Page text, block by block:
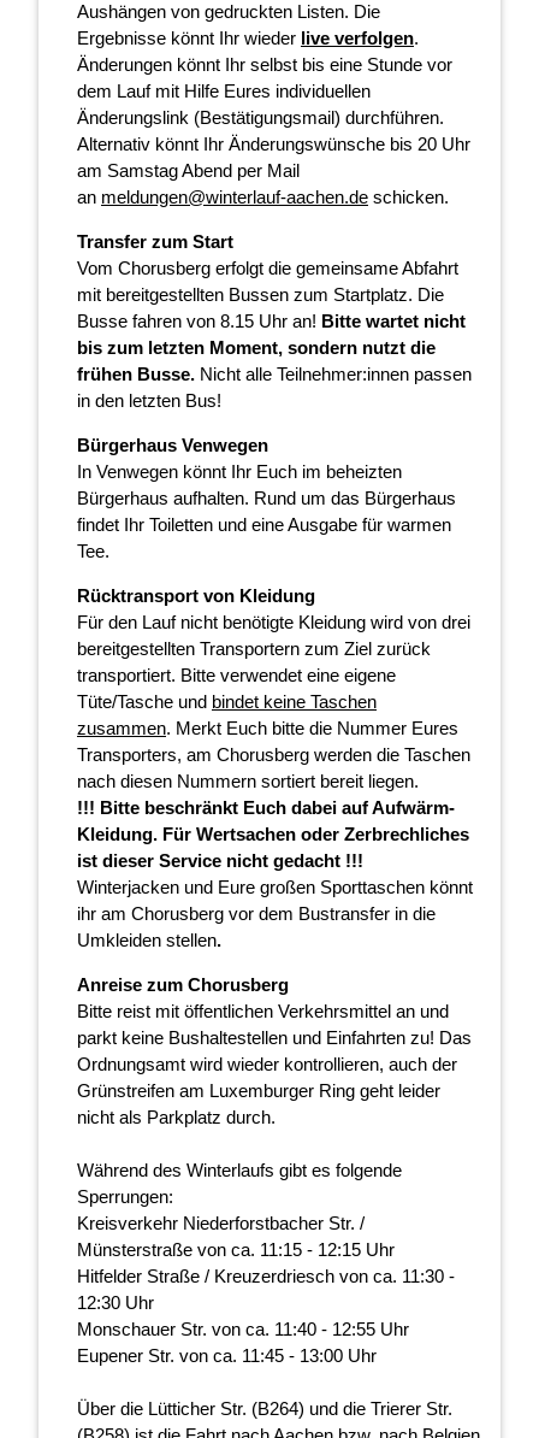
Aushängen von gedruckten Listen. Die
Ergebnisse könnt Ihr wieder live verfolgen.
Änderungen könnt Ihr selbst bis eine Stunde vor
dem Lauf mit Hilfe Eures individuellen
Änderungslink (Bestätigungsmail) durchführen.
Alternativ könnt Ihr Änderungswünsche bis 20 Uhr
am Samstag Abend per Mail
an meldungen@winterlauf-aachen.de schicken.
Transfer zum Start
Vom Chorusberg erfolgt die gemeinsame Abfahrt
mit bereitgestellten Bussen zum Startplatz. Die
Busse fahren von 8.15 Uhr an! Bitte wartet nicht
bis zum letzten Moment, sondern nutzt die
frühen Busse. Nicht alle Teilnehmer:innen passen
in den letzten Bus!
Bürgerhaus Venwegen
In Venwegen könnt Ihr Euch im beheizten
Bürgerhaus aufhalten. Rund um das Bürgerhaus
findet Ihr Toiletten und eine Ausgabe für warmen
Tee.
Rücktransport von Kleidung
Für den Lauf nicht benötigte Kleidung wird von drei
bereitgestellten Transportern zum Ziel zurück
transportiert. Bitte verwendet eine eigene
Tüte/Tasche und bindet keine Taschen
zusammen. Merkt Euch bitte die Nummer Eures
Transporters, am Chorusberg werden die Taschen
nach diesen Nummern sortiert bereit liegen.
!!! Bitte beschränkt Euch dabei auf Aufwärm-
Kleidung. Für Wertsachen oder Zerbrechliches
ist dieser Service nicht gedacht !!!
Winterjacken und Eure großen Sporttaschen könnt
ihr am Chorusberg vor dem Bustransfer in die
Umkleiden stellen.
Anreise zum Chorusberg
Bitte reist mit öffentlichen Verkehrsmittel an und
parkt keine Bushaltestellen und Einfahrten zu! Das
Ordnungsamt wird wieder kontrollieren, auch der
Grünstreifen am Luxemburger Ring geht leider
nicht als Parkplatz durch.
Während des Winterlaufs gibt es folgende
Sperrungen:
Kreisverkehr Niederforstbacher Str. /
Münsterstraße von ca. 11:15 - 12:15 Uhr
Hitfelder Straße / Kreuzerdriesch von ca. 11:30 -
12:30 Uhr
Monschauer Str. von ca. 11:40 - 12:55 Uhr
Eupener Str. von ca. 11:45 - 13:00 Uhr
Über die Lütticher Str. (B264) und die Trierer Str.